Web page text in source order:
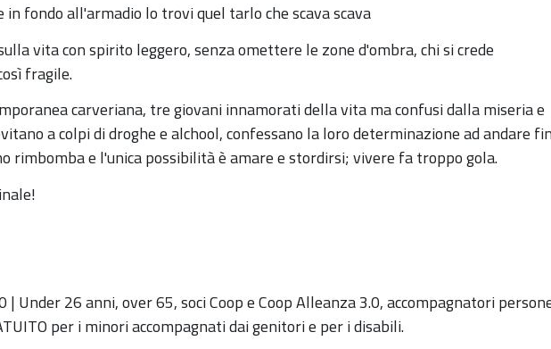
in fondo all'armadio lo trovi quel tarlo che scava scava
vita con spirito leggero, senza omettere le zone d'ombra, chi si crede
fragile.
carveriana, tre giovani innamorati della vita ma confusi dalla miseria e
a colpi di droghe e alchool, confessano la loro determinazione ad andare
rimbomba e l'unica possibilità è amare e stordirsi; vivere fa troppo gola.
Under 26 anni, over 65, soci Coop e Coop Alleanza 3.0, accompagnatori
per i minori accompagnati dai genitori e per i disabili.